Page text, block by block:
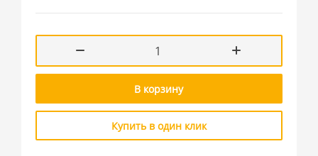
В корзину
Купить в один клик